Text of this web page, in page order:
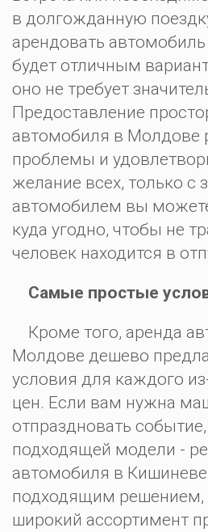
в долгожданную
арендовать
будет отличным
оно не требует
Предоставление
автомобиля в Молдове
проблемы и
желание всех, только с
автомобилем вы
куда угодно, чтобы не
человек находится в
Самые простые
Кроме того, аренда
Молдове дешево
условия для каждого
цен. Если вам нужна
отпраздновать
подходящей модели -
автомобиля в
подходящим решением,
широкий ассортимент